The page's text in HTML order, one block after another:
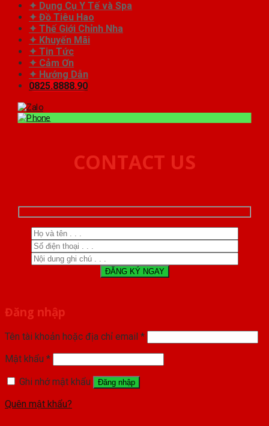
✦ Dụng Cụ Y Tế và Spa
✦ Đồ Tiêu Hao
✦ Thế Giới Chỉnh Nha
✦ Khuyến Mãi
✦ Tin Tức
✦ Cảm Ơn
✦ Hướng Dẫn
0825.8888.90
CONTACT US
Đăng nhập
Tên tài khoản hoặc địa chỉ email *
Mật khẩu *
Ghi nhớ mật khẩu
Đăng nhập
Quên mật khẩu?